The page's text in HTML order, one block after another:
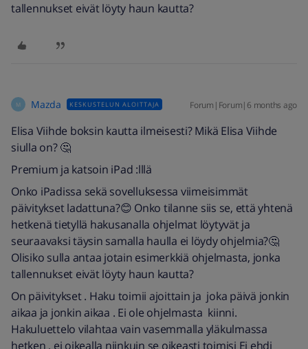
tallennukset eivät löyty haun kautta?
M Mazda KESKUSTELUN ALOITTAJA Forum|Forum|6 months ago
Elisa Viihde boksin kautta ilmeisesti? Mikä Elisa Viihde
siulla on? 🤔
Premium ja katsoin iPad :lllä
Onko iPadissa sekä sovelluksessa viimeisimmät
päivitykset ladattuna?😊 Onko tilanne siis se, että yhtenä
hetkenä tietyllä hakusanalla ohjelmat löytyvät ja
seuraavaksi täysin samalla haulla ei löydy ohjelmia?🤔
Olisiko sulla antaa jotain esimerkkiä ohjelmasta, jonka
tallennukset eivät löyty haun kautta?
On päivitykset . Haku toimii ajoittain ja joka päivä jonkin
aikaa ja jonkin aikaa . Ei ole ohjelmasta kiinni.
Hakuluettelo vilahtaa vain vasemmalla yläkulmassa
hetken , ei oikealla niinkuin se oikeasti toimisi Ei ehdi